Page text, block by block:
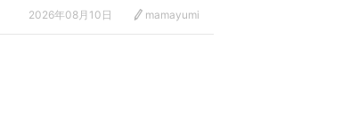
2026年08月10日 mamayumi